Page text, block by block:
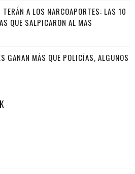
TERÁN A LOS NARCOAPORTES: LAS 10
QUE SALPICARON AL MAS
GANAN MÁS QUE POLICÍAS, ALGUNOS